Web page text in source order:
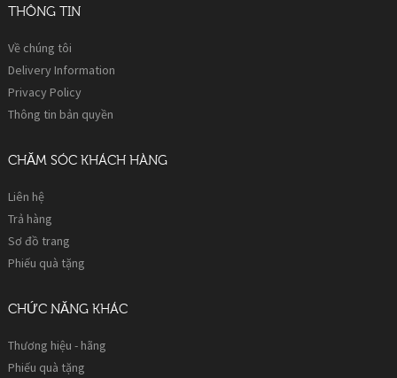
THÔNG TIN
Về chúng tôi
Delivery Information
Privacy Policy
Thông tin bản quyền
CHĂM SÓC KHÁCH HÀNG
Liên hệ
Trả hàng
Sơ đồ trang
Phiếu quà tặng
CHỨC NĂNG KHÁC
Thương hiệu - hãng
Phiếu quà tặng